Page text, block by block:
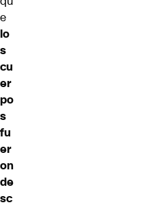
e
lo
s
cu
er
po
s
fu
er
on
de
sc